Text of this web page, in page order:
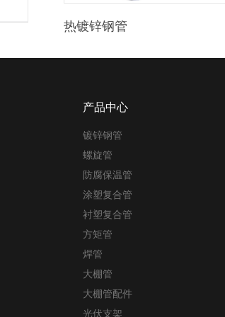
热镀锌钢管
产品中心
镀锌钢管
螺旋管
防腐保温管
涂塑复合管
衬塑复合管
方矩管
焊管
大棚管
大棚管配件
光伏支架